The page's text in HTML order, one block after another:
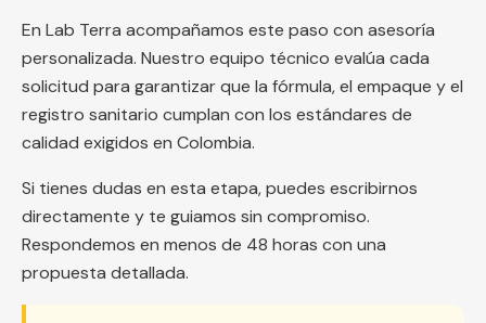
En Lab Terra acompañamos este paso con asesoría
personalizada. Nuestro equipo técnico evalúa cada
solicitud para garantizar que la fórmula, el empaque y el
registro sanitario cumplan con los estándares de
calidad exigidos en Colombia.
Si tienes dudas en esta etapa, puedes escribirnos
directamente y te guiamos sin compromiso.
Respondemos en menos de 48 horas con una
propuesta detallada.